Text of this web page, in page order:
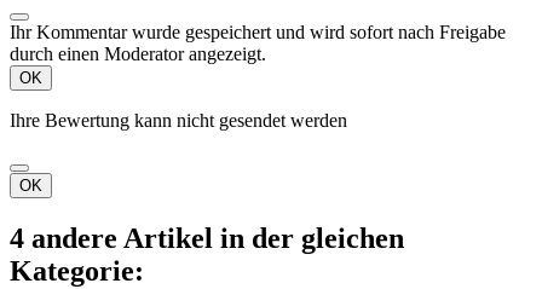
Ihr Kommentar wurde gespeichert und wird sofort nach Freigabe
durch einen Moderator angezeigt.
OK
Ihre Bewertung kann nicht gesendet werden
OK
4 andere Artikel in der gleichen
Kategorie: